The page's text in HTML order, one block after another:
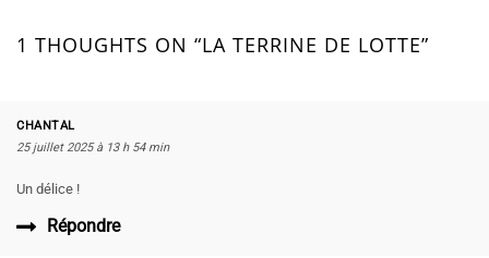
1 THOUGHTS ON “LA TERRINE DE LOTTE”
CHANTAL
25 juillet 2025 à 13 h 54 min
Un délice !
Répondre